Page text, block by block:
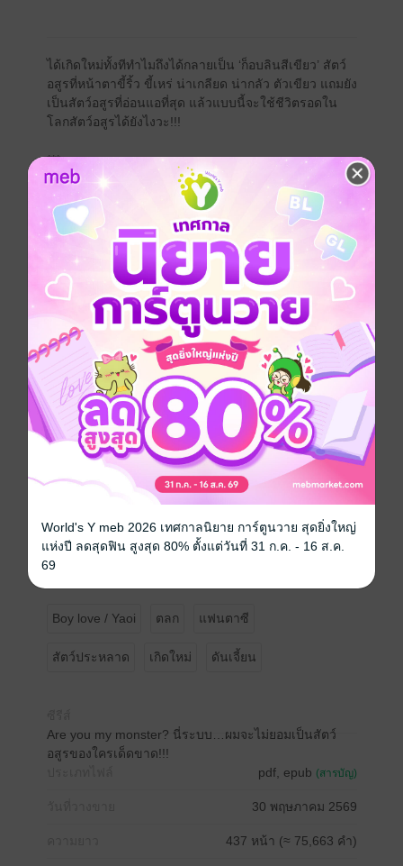
ได้เกิดใหม่ทั้งทีทำไมถึงได้กลายเป็น ‘ก็อบลินสีเขียว’ สัตว์
อสูรที่หน้าตาขี้ริ้ว ขี้เหร่ น่าเกลียด น่ากลัว ตัวเขียว แถมยัง
เป็นสัตว์อสูรที่อ่อนแอที่สุด แล้วแบบนี้จะใช้ชีวิตรอดใน
โลกสัตว์อสูรได้ยังไงวะ!!!
***
"เอ่อ...ทุกคนเคยอ่านนิยายแฟนตาซีที่ตัวเอกถูกรถบรรทุก
ชนตาย แล้วได้ไปเกิดใหม่ในต่างโลกบ้างไหมครับ
ส่วนตัวของผมเอง เคยอ่านนิยายแนวนี้มาบ้าง และก็รู้สึก
ว่ามันเป็นนิยายที่เพ้อเจ้อ และไม่ทางเป็นจริงได้เลย
จนกระทั่งวันหนึ่ง จู่ ๆ รถบรรทุกเบรกแตกคันหนึ่งได้พุ่งชน
ผมเข้าอย่างจัง ทั้ง ๆ ที่ผมก็เดินอยู่บนทางเท้าแล้วแท้ ๆ
และนั่นก็ให้ผมตุยเย้ วาตานาเบ้ ไอโกะ และได้มาเกิดใหม่
อีกครั้งในต่างโลก และกลายเป็น "ก็อบลินสีเขียว"
สัตว์อสูรที่อ่อนแอที่สุดในโลก และยังมีหน้าตาที่น่าเกลียด
น่ากลัว ลำตัวสีเขียว สกปรกมอมแมม สรุปโดยรวมคือ
อุบาทว์สุด ๆ
นอกจากนี้ยังพูดกับใคร หรือขอความช่วยเหลือจากใครไม่
ได้เลย เนื่องจากผมส่งเสียงได้แค่ "แฮร่ ๆ" เท่านั้น
เฮ้ออออ...แล้วแบบนี้ ผมจะมีชีวิตอยู่ในโลกที่แปลก
Boy love / Yaoi ตลก แฟนตาซี
สัตว์ประหลาด เกิดใหม่ ดันเจี้ยน
Are you my monster? นี่ระบบ…ผมจะไม่ยอมเป็นสัตว์
อสูรของใครเด็ดขาด!!!
pdf, epub (สารบัญ)
30 พฤษภาคม 2569
437 หน้า (≈ 75,663 คำ)
World's Y meb 2026 เทศกาลนิยาย การ์ตูนวาย สุดยิ่งใหญ่
แห่งปี ลดสุดฟิน สูงสุด 80% ตั้งแต่วันที่ 31 ก.ค. - 16 ส.ค.
69